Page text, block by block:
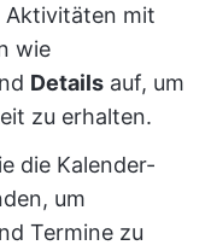
Aktivitäten mit
wie
Details auf, um
zu erhalten.
die Kalender-
um
Termine zu